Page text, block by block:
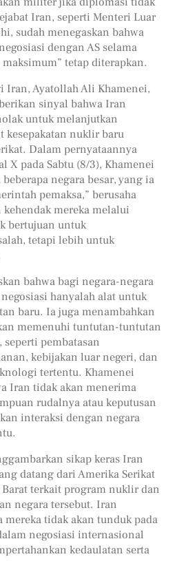
Iran, seperti Menteri Luar
sudah menegaskan bahwa
dengan AS selama
tetap diterapkan.
Iran, Ayatollah Ali Khamenei,
sinyal bahwa Iran
untuk melanjutkan
kesepakatan nuklir baru
Dalam pernyataannya
X pada Sabtu (8/3), Khamenei
negara besar, yang ia
pemaksa,” berusaha
mereka melalui
bertujuan untuk
tetapi lebih untuk
bahwa bagi negara-negara
hanyalah alat untuk
baru. Ia juga menambahkan
memenuhi tuntutan-tuntutan
pembatasan
kebijakan luar negeri, dan
tertentu. Khamenei
Iran tidak akan menerima
rudalnya atau keputusan
interaksi dengan negara
sikap keras Iran
datang dari Amerika Serikat
terkait program nuklir dan
negara tersebut. Iran
mereka tidak akan tunduk pada
negosiasi internasional
kedaulatan serta